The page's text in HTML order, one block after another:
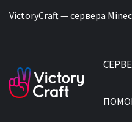
VictoryCraft — сервера